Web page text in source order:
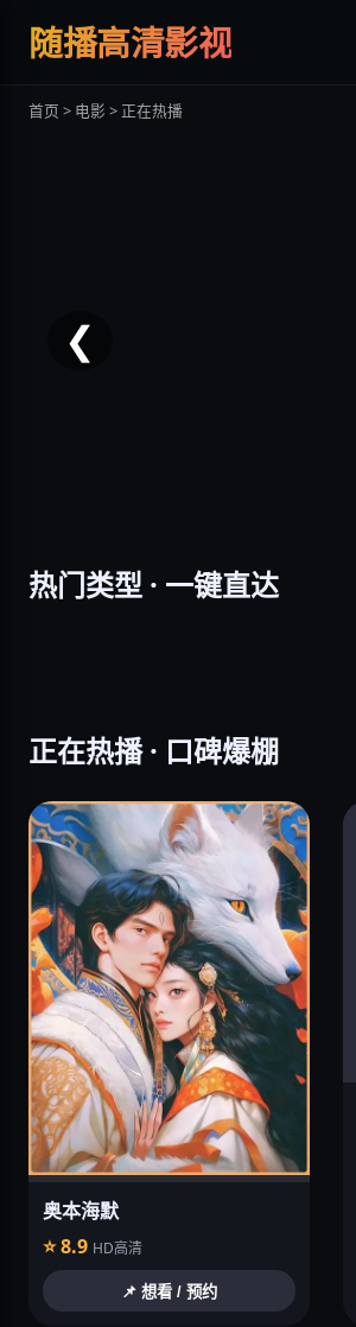
随播高清影视
首页 > 电影 > 正在热播
热辣滚烫
❮
热门类型 · 一键直达
正在热播 · 口碑爆棚
奥本海默
⭐ 8.9 HD高清
📌 想看 / 预约